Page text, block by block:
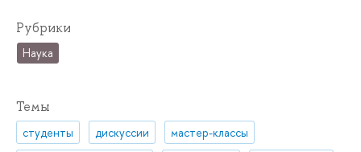
Рубрики
Наука
Темы
студенты дискуссии
мастер-классы